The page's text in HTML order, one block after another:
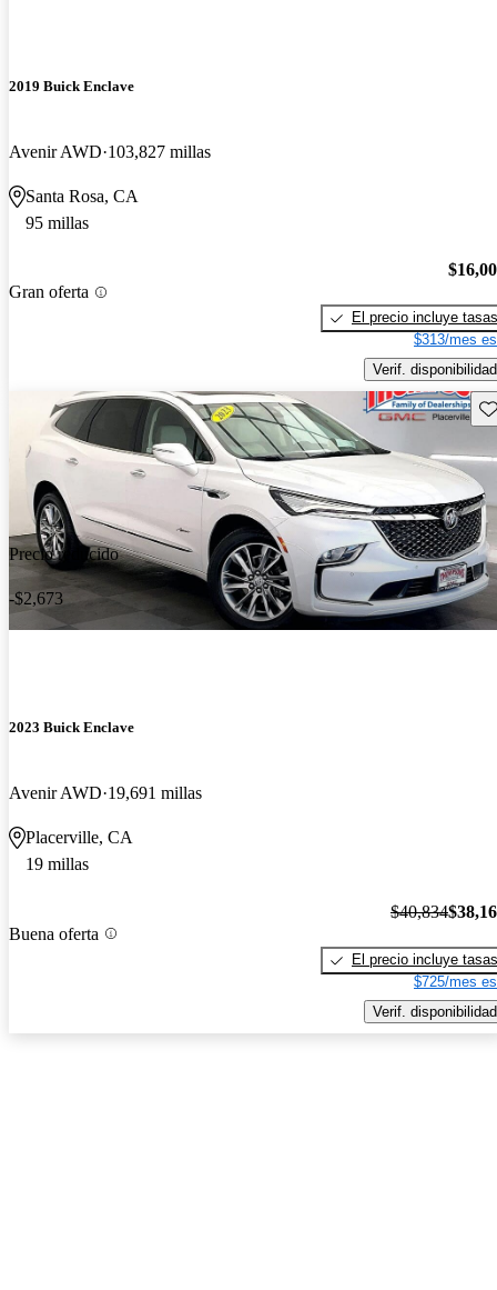
2019 Buick Enclave
Avenir AWD 103,827 millas
Santa Rosa, CA
95 millas
Gran oferta
El precio incluye tasas
$313/mes
Verif. disponibilidad
Precio reducido
-$2,673
2023 Buick Enclave
Avenir AWD 19,691 millas
Placerville, CA
19 millas
Buena oferta
$40,834
El precio incluye tasas
$725/mes
Verif. disponibilidad